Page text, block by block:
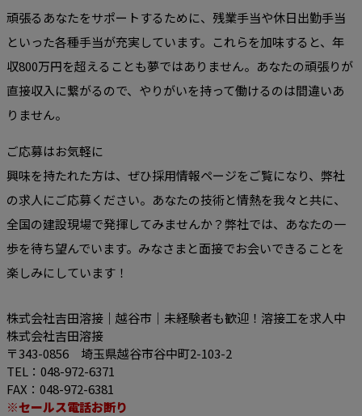
頑張るあなたをサポートするために、残業手当や休日出勤手当
といった各種手当が充実しています。これらを加味すると、年
収800万円を超えることも夢ではありません。あなたの頑張りが
直接収入に繋がるので、やりがいを持って働けるのは間違いあ
りません。
ご応募はお気軽に
興味を持たれた方は、ぜひ採用情報ページをご覧になり、弊社
の求人にご応募ください。あなたの技術と情熱を我々と共に、
全国の建設現場で発揮してみませんか？弊社では、あなたの一
歩を待ち望んでいます。みなさまと面接でお会いできることを
楽しみにしています！
株式会社吉田溶接｜越谷市｜未経験者も歓迎！溶接工を求人中
株式会社吉田溶接
〒343-0856 埼玉県越谷市谷中町2-103-2
TEL：048-972-6371
FAX：048-972-6381
※セールス電話お断り